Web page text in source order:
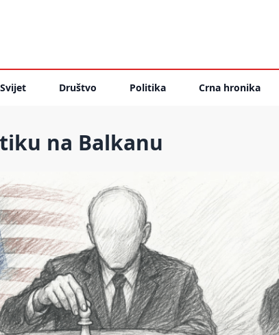
Društvo Politika Crna hronika
na Balkanu